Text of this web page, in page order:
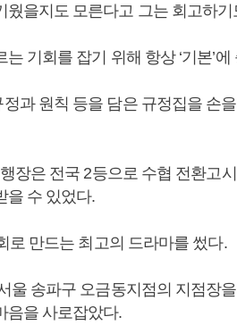
웠을지도 모른다고 그는 회고하기
기회를 잡기 위해 항상 ‘기본’
과 원칙 등을 담은 규정집을 손
장은 전국 2등으로 수협 전환고
을 수 있었다.
로 만드는 최고의 드라마를 썼다.
울 송파구 오금동지점의 지점장
음을 사로잡았다.